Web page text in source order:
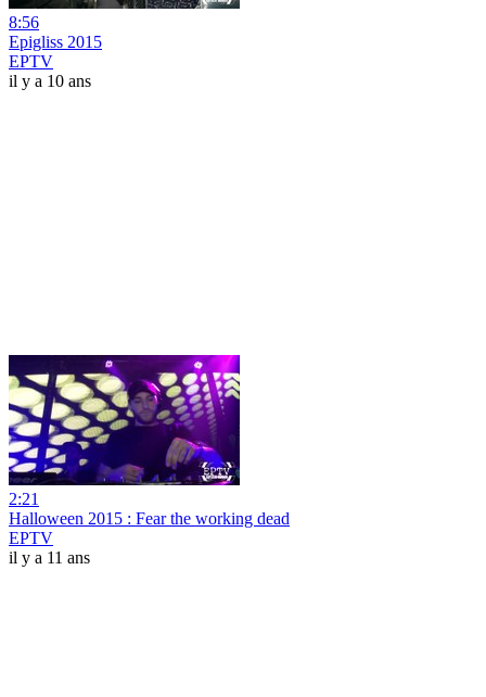
8:56
Epigliss 2015
EPTV
il y a 10 ans
2:21
Halloween 2015 : Fear the working dead
EPTV
il y a 11 ans